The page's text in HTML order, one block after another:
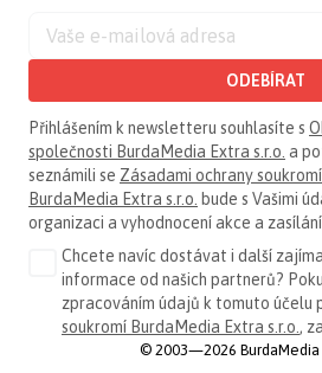
ODEBÍRAT
Přihlášením k newsletteru souhlasíte s
společnosti BurdaMedia Extra s.r.o. a
seznámili se Zásadami ochrany
BurdaMedia Extra s.r.o. bude s Vašimi
organizaci a vyhodnocení akce a
Chcete navíc dostávat i další
informace od našich partnerů?
zpracováním údajů k tomuto účelu
soukromí BurdaMedia Extra s.r.o.,
© 2003—2026 BurdaMedia